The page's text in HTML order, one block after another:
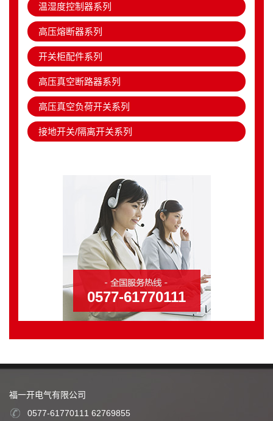
温湿度控制器系列
高压熔断器系列
开关柜配件系列
高压真空断路器系列
高压真空负荷开关系列
接地开关/隔离开关系列
0577-61770111
福一开电气有限公司
0577-61770111 62769855